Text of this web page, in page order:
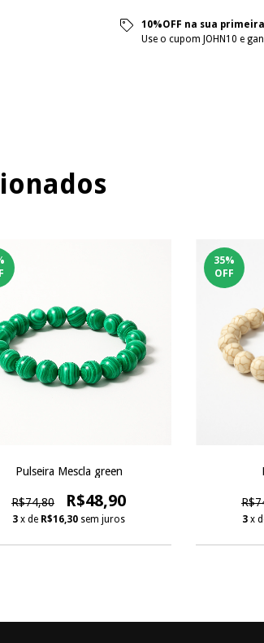
10%OFF na sua
Use o cupom JOHN10 e
Pulseira Mescla green
R$74,80 R$48,90
3 x de R$16,30 sem juros
35%
OFF
3 x